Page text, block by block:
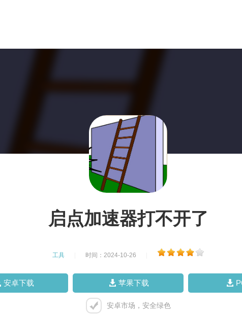
启点加速器打不开了
工具 时间：2024-10-26
安卓下载 苹果下载
安卓市场，安全绿色